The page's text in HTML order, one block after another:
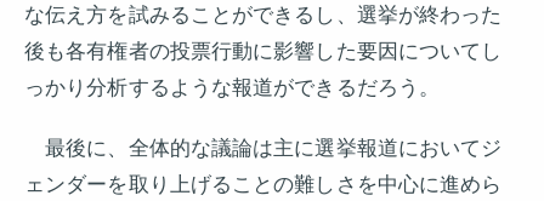
な伝え方を試みることができるし、選挙が終わった
後も各有権者の投票行動に影響した要因についてし
っかり分析するような報道ができるだろう。
最後に、全体的な議論は主に選挙報道においてジ
ェンダーを取り上げることの難しさを中心に進めら